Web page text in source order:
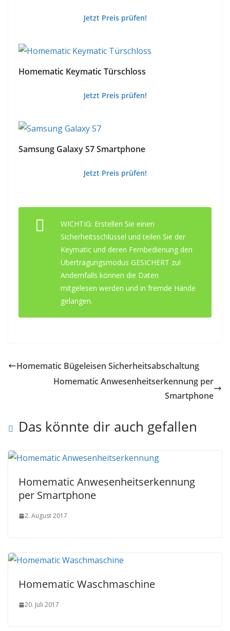
Jetzt Preis prüfen!
Homematic Keymatic Türschloss
Jetzt Preis prüfen!
Samsung Galaxy S7 Smartphone
Jetzt Preis prüfen!
WICHTIG: Erstellen Sie einen
Sicherheitsschlüssel und teilen Sie der
Keymatic und deren Fernbedienung den
Übertragungsmodus GESICHERT zu!
Andernfalls können die Daten
mitgelesen werden und in fremde Hände
gelangen.
Homematic Bügeleisen Sicherheitsabschaltung
Homematic Anwesenheitserkennung per
Smartphone
Das könnte dir auch gefallen
Homematic Anwesenheitserkennung
per Smartphone
2. August 2017
Homematic Waschmaschine
20. Juli 2017